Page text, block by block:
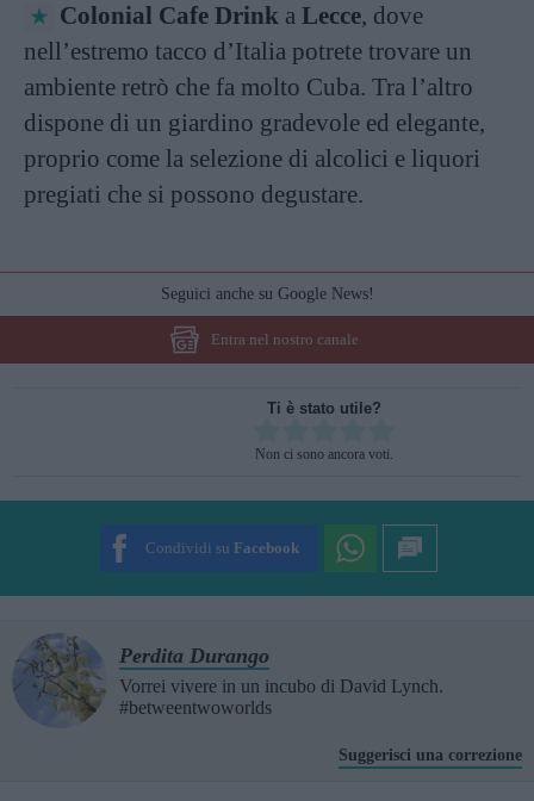
Colonial Cafe Drink a Lecce, dove
nell’estremo tacco d’Italia potrete trovare un
ambiente retrò che fa molto Cuba. Tra l’altro
dispone di un giardino gradevole ed elegante,
proprio come la selezione di alcolici e liquori
pregiati che si possono degustare.
Seguici anche su Google News!
Entra nel nostro canale
Ti è stato utile?
Non ci sono ancora voti.
Condividi su Facebook
Perdita Durango
Vorrei vivere in un incubo di David Lynch.
#betweentwoworlds
Suggerisci una correzione